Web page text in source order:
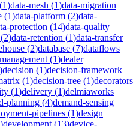
(1)data-mesh (1)data-migration
(1)data-platform (2)data-
protection (14)data-quality
(2)data-retention (1)data-transfer
(2)database (7)dataflows
(1)dealer
)decision (1)decision-framework
(1)decision-tree (1)decorators
(1)delivery (1)delmiaworks
planning (4)demand-sensing
pipelines (1)design
)development (13)device-